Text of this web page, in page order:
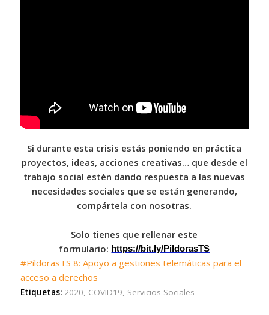
Si durante esta crisis estás poniendo en práctica
proyectos, ideas, acciones creativas… que desde el
trabajo social estén dando respuesta a las nuevas
necesidades sociales que se están generando,
compártela con nosotras.
Solo tienes que rellenar este
formulario: https://bit.ly/PildorasTS
#PíldorasTS 8: Apoyo a gestiones telemáticas para el
acceso a derechos
Etiquetas: 2020, COVID19, Servicios Sociales